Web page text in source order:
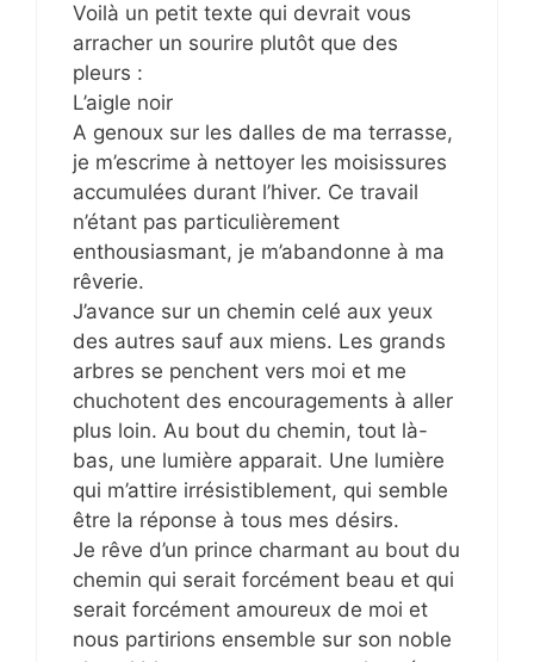
Voilà un petit texte qui devrait vous
arracher un sourire plutôt que des
pleurs :
L’aigle noir
A genoux sur les dalles de ma terrasse,
je m’escrime à nettoyer les moisissures
accumulées durant l’hiver. Ce travail
n’étant pas particulièrement
enthousiasmant, je m’abandonne à ma
rêverie.
J’avance sur un chemin celé aux yeux
des autres sauf aux miens. Les grands
arbres se penchent vers moi et me
chuchotent des encouragements à aller
plus loin. Au bout du chemin, tout là-
bas, une lumière apparait. Une lumière
qui m’attire irrésistiblement, qui semble
être la réponse à tous mes désirs.
Je rêve d’un prince charmant au bout du
chemin qui serait forcément beau et qui
serait forcément amoureux de moi et
nous partirions ensemble sur son noble